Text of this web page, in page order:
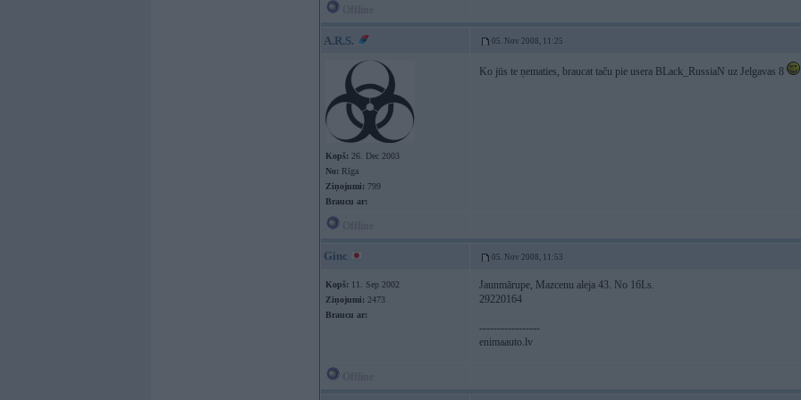
A.R.S. 05. Nov 2008, 11:25
Kopš: 26. Dec 2003
No: Rīga
Ziņojumi: 799
Braucu ar:
Ko jūs te ņematies, braucat taču pie usera BLack_RussiaN uz Jelgavas 8
Ginc 05. Nov 2008, 11:53
Kopš: 11. Sep 2002
Ziņojumi: 2473
Braucu ar:
Jaunmārupe, Mazcenu aleja 43. No 16Ls.
29220164
-----------------
enimaauto.lv